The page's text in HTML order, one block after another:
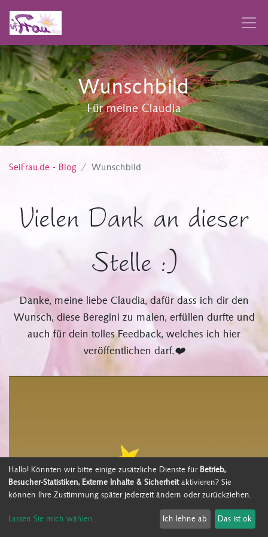
Wunschbild
Für meine Claudia
SeiFrau.de - Blog Wunschbild
Vielen Dank an dieser
Stelle :)
Danke, meine liebe Claudia, dafür dass ich dir den
Wunsch, diese Beregini zu malen, erfüllen durfte und
auch für dein tolles Feedback, welches ich hier
veröffentlichen darf.❤️
Hallo! Könnten wir bitte einige zusätzliche Dienste für Betrieb,
Besucher-Statistiken, Externe Inhalte & Sicherheitaktivieren? Sie
können Ihre Zustimmung später jederzeit ändern oder zurückziehen.
Lassen Sie mich wählen... Ich lehne ab Das ist ok